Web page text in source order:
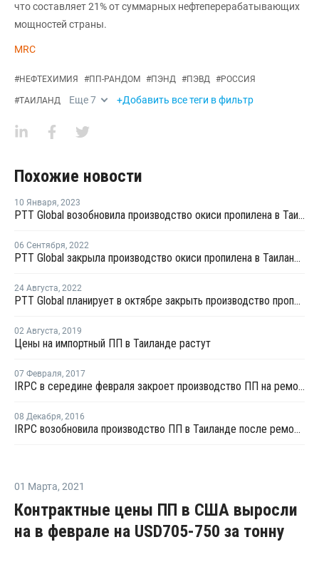
что составляет 21% от суммарных нефтеперерабатывающих
мощностей страны.
MRC
#НЕФТЕХИМИЯ #ПП-РАНДОМ #ПЭНД #ПЭВД #РОССИЯ
#ТАИЛАНД Еще7 +Добавить все теги в фильтр
Похожие новости
10 Января, 2023
PTT Global возобновила производство окиси пропилена в Таиланде после ремонта
06 Сентября, 2022
PTT Global закрыла производство окиси пропилена в Таиланде на ремонт
24 Августа, 2022
PTT Global планирует в октябре закрыть производство пропилена в Таиланде на ремонт
02 Августа, 2019
Цены на импортный ПП в Таиланде растут
07 Февраля, 2017
IRPC в середине февраля закроет производство ПП на ремонт
08 Декабря, 2016
IRPC возобновила производство ПП в Таиланде после ремонта
01 Марта, 2021
Контрактные цены ПП в США выросли
на в феврале на USD705-750 за тонну